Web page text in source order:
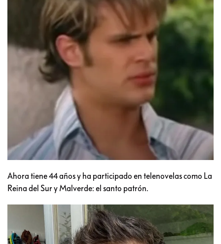
Ahora tiene 44 años y ha participado en telenovelas como La
Reina del Sur y Malverde: el santo patrón.